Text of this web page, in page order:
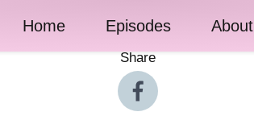
Home Episodes About
Share